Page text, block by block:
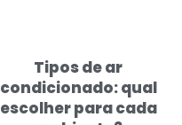
Tipos de ar
condicionado: qual
escolher para cada